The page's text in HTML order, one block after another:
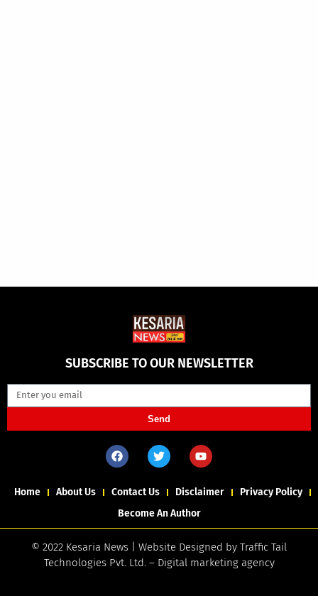
SUBSCRIBE TO OUR NEWSLETTER
Send
Home About Us Contact Us Disclaimer
Privacy Policy
Become An Author
© 2022 Kesaria News | Website Designed by Traffic Tail
Technologies Pvt. Ltd.– Digital marketing agency